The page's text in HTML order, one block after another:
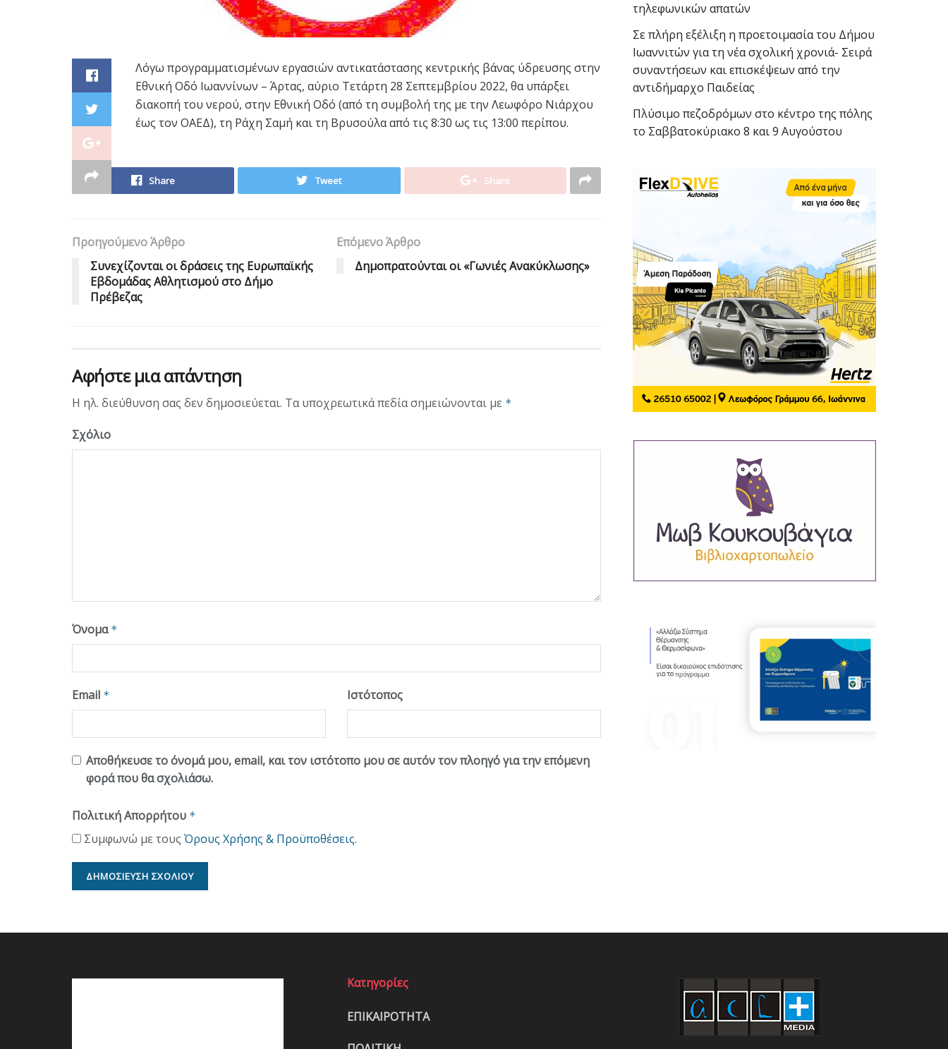
Λόγω προγραμματισμένων εργασιών αντικατάστασης κεντρικής βάνας ύδρευσης στην
Εθνική Οδό Ιωαννίνων – Άρτας, αύριο Τετάρτη 28 Σεπτεμβρίου 2022, θα υπάρξει
διακοπή του νερού, στην Εθνική Οδό (από τη συμβολή της με την Λεωφόρο Νιάρχου
έως τον ΟΑΕΔ), τη Ράχη Σαμή και τη Βρυσούλα από τις 8:30 ως τις 13:00 περίπου.
Share Tweet Share
Προηγούμενο Άρθρο
Συνεχίζονται οι δράσεις της Ευρωπαϊκής
Εβδομάδας Αθλητισμού στο Δήμο
Πρέβεζας
Επόμενο Άρθρο
Δημοπρατούνται οι «Γωνιές Ανακύκλωσης»
Αφήστε μια απάντηση
Η ηλ. διεύθυνση σας δεν δημοσιεύεται. Τα υποχρεωτικά πεδία σημειώνονται με *
Σχόλιο
Όνομα *
Email * Ιστότοπος
Αποθήκευσε το όνομά μου, email, και τον ιστότοπο μου σε αυτόν τον πλοηγό για την επόμενη
φορά που θα σχολιάσω.
Πολιτική Απορρήτου *
Συμφωνώ με τους Όρους Χρήσης & Προϋποθέσεις.
τηλεφωνικών απατών
Σε πλήρη εξέλιξη η προετοιμασία του Δήμου
Ιωαννιτών για τη νέα σχολική χρονιά- Σειρά
συναντήσεων και επισκέψεων από την
αντιδήμαρχο Παιδείας
Πλύσιμο πεζοδρόμων στο κέντρο της πόλης
το Σαββατοκύριακο 8 και 9 Αυγούστου
Κατηγορίες
ΕΠΙΚΑΙΡΟΤΗΤΑ